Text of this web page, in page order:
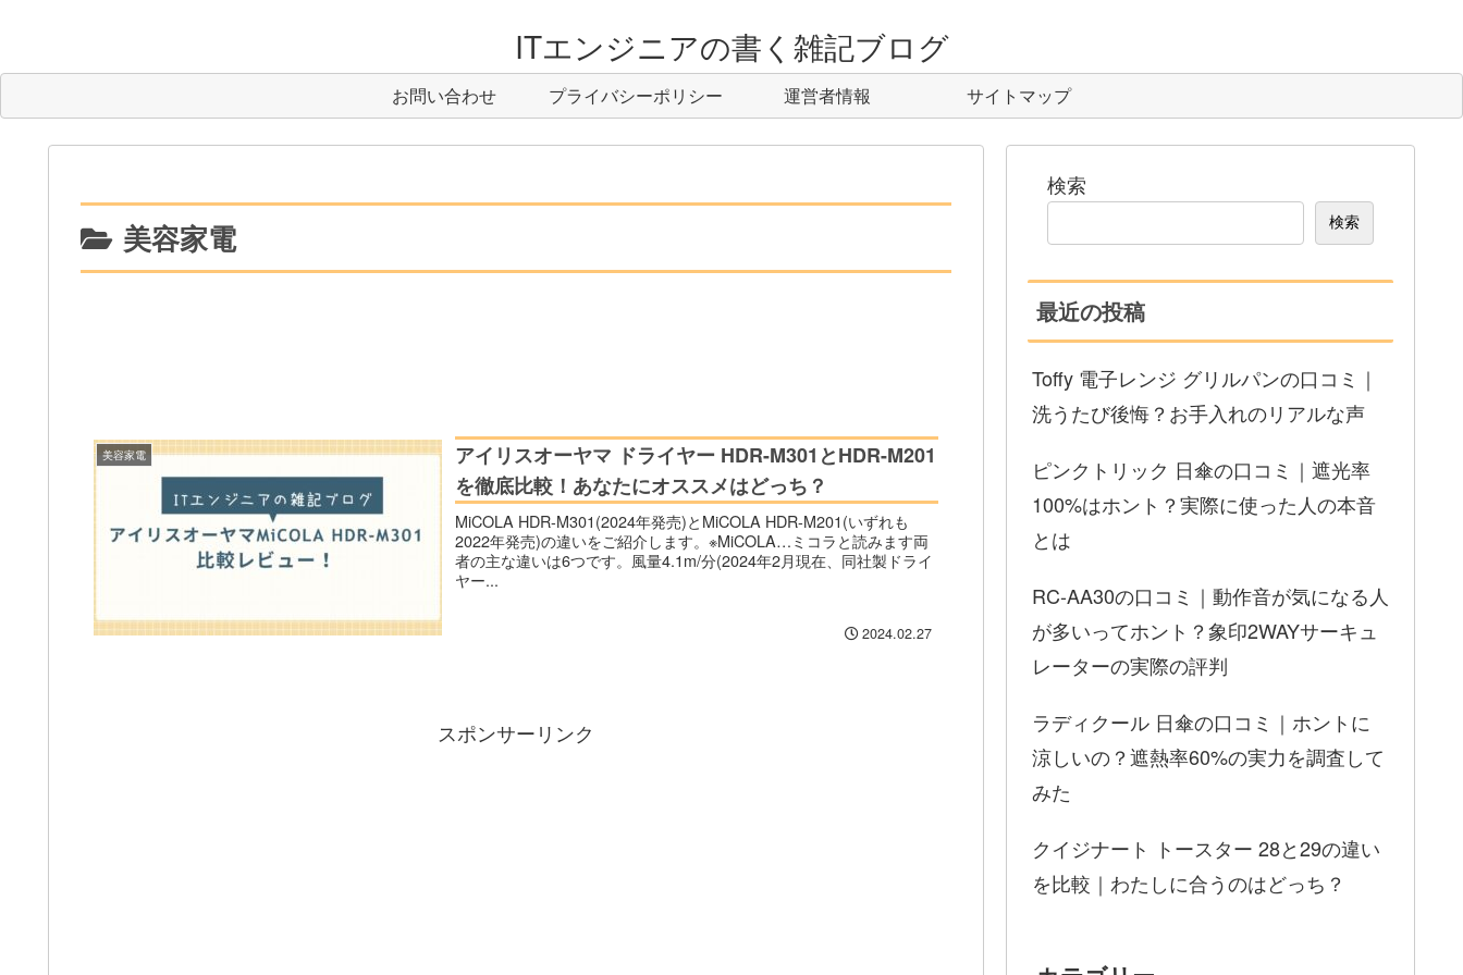
ITエンジニアの書く雑記ブログ
お問い合わせ プライバシーポリシー 運営者情報 サイトマップ
美容家電
美容家電
アイリスオーヤマ ドライヤー HDR-M301とHDR-M201
を徹底比較！あなたにオススメはどっち？
MiCOLA HDR-M301(2024年発売)とMiCOLA HDR-M201(いずれも
2022年発売)の違いをご紹介します。※MiCOLA…ミコラと読みます両
者の主な違いは6つです。風量4.1m/分(2024年2月現在、同社製ドライ
ヤー...
2024.02.27
スポンサーリンク
検索
検索
最近の投稿
Toffy 電子レンジ グリルパンの口コミ｜
洗うたび後悔？お手入れのリアルな声
ピンクトリック 日傘の口コミ｜遮光率
100%はホント？実際に使った人の本音
とは
RC-AA30の口コミ｜動作音が気になる人
が多いってホント？象印2WAYサーキュ
レーターの実際の評判
ラディクール 日傘の口コミ｜ホントに
涼しいの？遮熱率60%の実力を調査して
みた
クイジナート トースター 28と29の違い
を比較｜わたしに合うのはどっち？